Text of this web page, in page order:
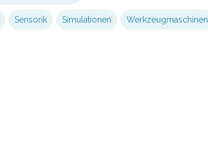
Sensorik Simulationen Werkzeugmaschinen